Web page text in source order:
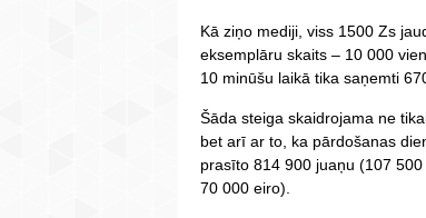
Kā ziņo mediji, viss 1500 Zs
eksemplāru skaits – 10 000
10 minūšu laikā tika saņemti
Šāda steiga skaidrojama ne
bet arī ar to, ka pārdošanas
prasīto 814 900 juaņu (107
70 000 eiro).